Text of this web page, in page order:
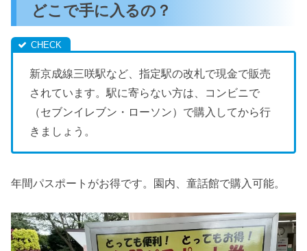
どこで手に入るの？
新京成線三咲駅など、指定駅の改札で現金で販売
されています。駅に寄らない方は、コンビニで
（セブンイレブン・ローソン）で購入してから行
きましょう。
年間パスポートがお得です。園内、童話館で購入可能。